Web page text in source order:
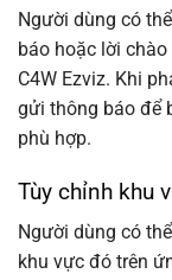
Người dùng có
báo hoặc lời
C4W Ezviz. Khi
gửi thông báo để
phù hợp.
Tùy chỉnh khu
Người dùng có
khu vực đó trên